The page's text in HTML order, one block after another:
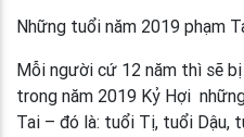
Những tuổi năm 2019 phạm
Mỗi người cứ 12 năm thì sẽ
trong năm 2019 Kỷ Hợi
Tai – đó là: tuổi Tị, tuổi Dậu,